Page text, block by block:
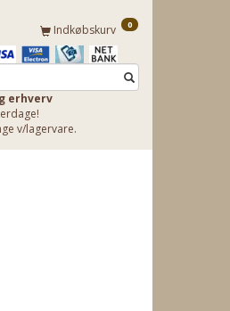
Indkøbskurv 0
erhverv
v/lagervare.